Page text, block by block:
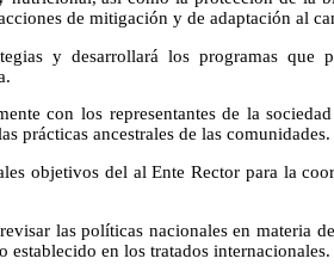
de mitigación y de adaptación al
y desarrollará los programas
con los representantes de la
prácticas ancestrales de las comunidades.
objetivos del al Ente Rector para la
las políticas nacionales en materia
establecido en los tratados internacionales.